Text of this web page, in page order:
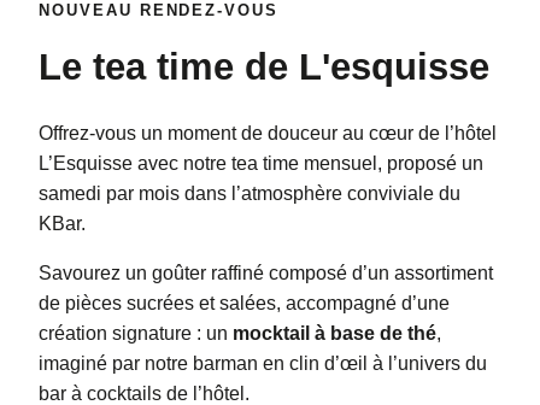
NOUVEAU RENDEZ-VOUS
Le tea time de L'esquisse
Offrez-vous un moment de douceur au cœur de l’hôtel
L’Esquisse avec notre tea time mensuel, proposé un
samedi par mois dans l’atmosphère conviviale du
KBar.
Savourez un goûter raffiné composé d’un assortiment
de pièces sucrées et salées, accompagné d’une
création signature : un mocktail à base de thé,
imaginé par notre barman en clin d’œil à l’univers du
bar à cocktails de l’hôtel.